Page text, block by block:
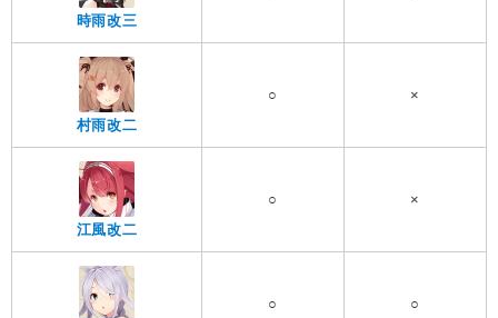
時雨改三
村雨改二
○ ×
江風改二
○ ×
○ ○